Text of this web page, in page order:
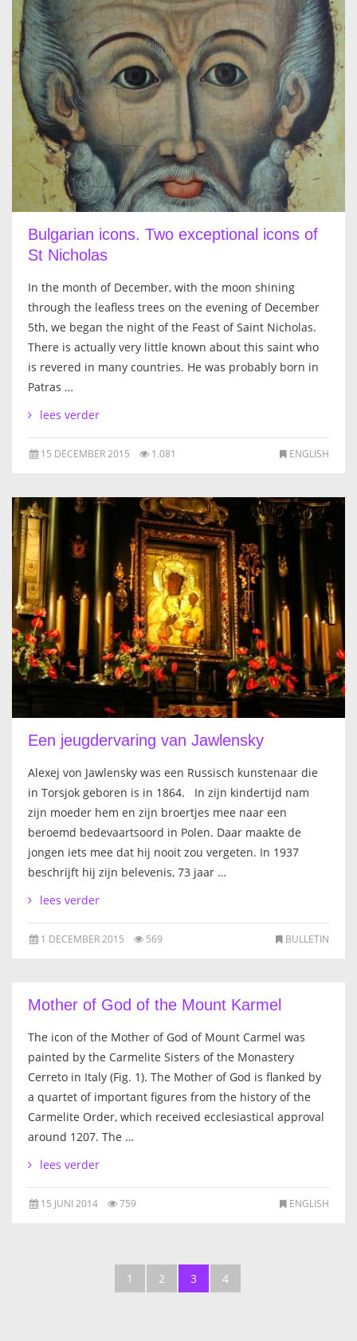
Bulgarian icons. Two exceptional icons of
St Nicholas
In the month of December, with the moon shining
through the leafless trees on the evening of December
5th, we began the night of the Feast of Saint Nicholas.
There is actually very little known about this saint who
is revered in many countries. He was probably born in
Patras …
lees verder
ENGLISH
15 DECEMBER 2015 1.081
Een jeugdervaring van Jawlensky
Alexej von Jawlensky was een Russisch kunstenaar die
in Torsjok geboren is in 1864. In zijn kindertijd nam
zijn moeder hem en zijn broertjes mee naar een
beroemd bedevaartsoord in Polen. Daar maakte de
jongen iets mee dat hij nooit zou vergeten. In 1937
beschrijft hij zijn belevenis, 73 jaar …
lees verder
BULLETIN
1 DECEMBER 2015 569
Mother of God of the Mount Karmel
The icon of the Mother of God of Mount Carmel was
painted by the Carmelite Sisters of the Monastery
Cerreto in Italy (Fig. 1). The Mother of God is flanked by
a quartet of important figures from the history of the
Carmelite Order, which received ecclesiastical approval
around 1207. The …
lees verder
ENGLISH
15 JUNI 2014 759
1 2 3 4